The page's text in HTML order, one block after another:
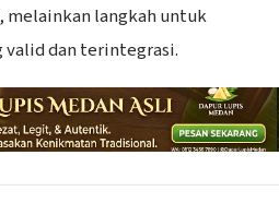
langkah untuk
valid dan terintegrasi.